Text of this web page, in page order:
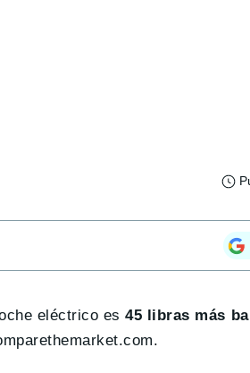
eléctrico es45 libras más